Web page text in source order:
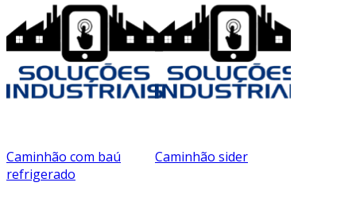
Caminhão com baú
refrigerado
Caminhão sider